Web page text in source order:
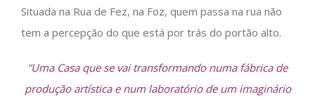
Situada na Rua de Fez, na Foz, quem passa na rua não
tem a percepção do que está por trás do portão alto.
“Uma Casa que se vai transformando numa fábrica de
produção artística e num laboratório de um imaginário